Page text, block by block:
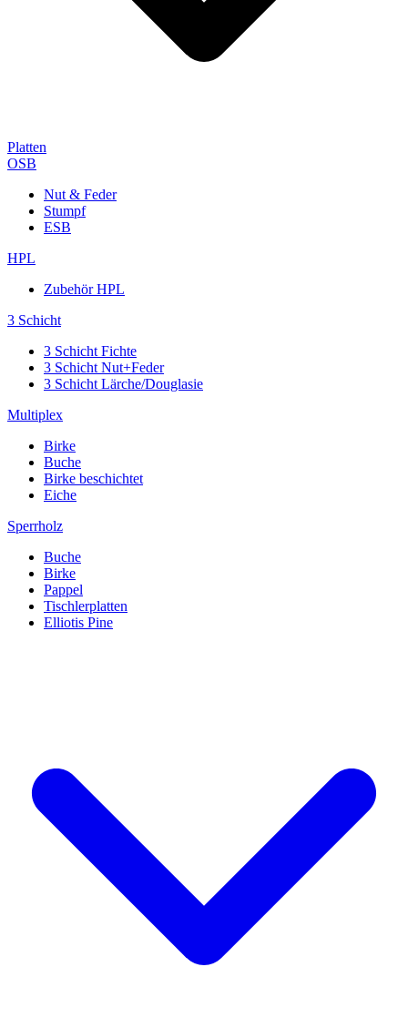
Platten
OSB
Nut & Feder
Stumpf
ESB
HPL
Zubehör HPL
3 Schicht
3 Schicht Fichte
3 Schicht Nut+Feder
3 Schicht Lärche/Douglasie
Multiplex
Birke
Buche
Birke beschichtet
Eiche
Sperrholz
Buche
Birke
Pappel
Tischlerplatten
Elliotis Pine